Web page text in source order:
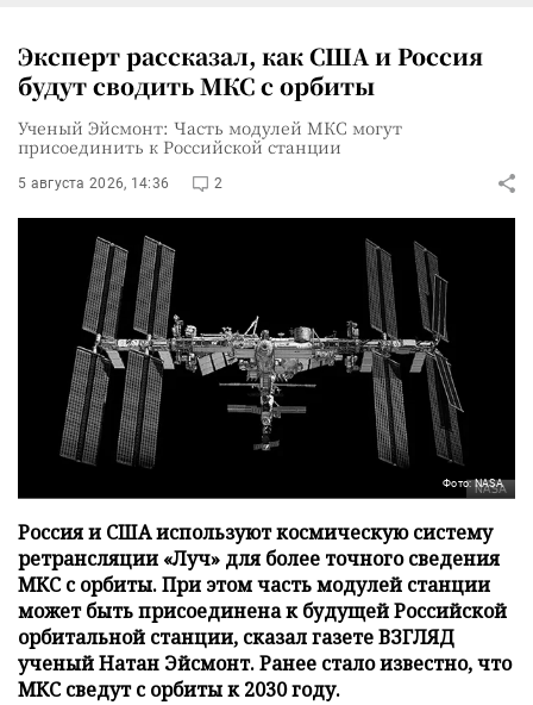
Эксперт рассказал, как США и Россия
будут сводить МКС с орбиты
Ученый Эйсмонт: Часть модулей МКС могут
присоединить к Российской станции
5 августа 2026, 14:36 2
Фото: NASA
Россия и США используют космическую систему
ретрансляции «Луч» для более точного сведения
МКС с орбиты. При этом часть модулей станции
может быть присоединена к будущей Российской
орбитальной станции, сказал газете ВЗГЛЯД
ученый Натан Эйсмонт. Ранее стало известно, что
МКС сведут с орбиты к 2030 году.